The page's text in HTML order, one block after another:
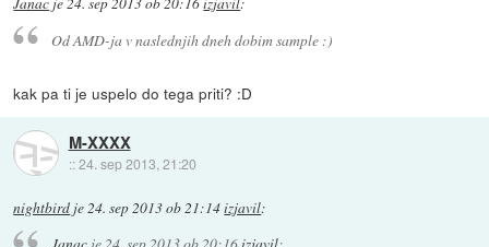
Od AMD-ja v naslednjih dneh dobim sample :)
kak pa ti je uspelo do tega priti? :D
M-XXXX
::24. sep 2013, 21:20
nightbird je24. sep 2013 ob 21:14izjavil: